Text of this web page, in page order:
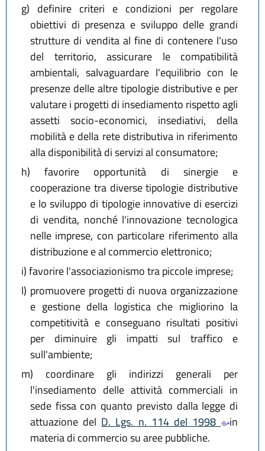
g) definire criteri e condizioni per regolare
obiettivi di presenza e sviluppo delle grandi
strutture di vendita al fine di contenere l'uso
del territorio, assicurare le compatibilità
ambientali, salvaguardare l'equilibrio con le
presenze delle altre tipologie distributive e per
valutare i progetti di insediamento rispetto agli
assetti socio-economici, insediativi, della
mobilità e della rete distributiva in riferimento
alla disponibilità di servizi al consumatore;
h) favorire opportunità di sinergie e
cooperazione tra diverse tipologie distributive
e lo sviluppo di tipologie innovative di esercizi
di vendita, nonché l'innovazione tecnologica
nelle imprese, con particolare riferimento alla
distribuzione e al commercio elettronico;
i)favorire l'associazionismo tra piccole imprese;
l) promuovere progetti di nuova organizzazione
e gestione della logistica che migliorino la
competitività e conseguano risultati positivi
per diminuire gli impatti sul traffico e
sull'ambiente;
m) coordinare gli indirizzi generali per
l'insediamento delle attività commerciali in
sede fissa con quanto previsto dalla legge di
attuazione del D. Lgs. n. 114 del 1998
in
materia di commercio su aree pubbliche.